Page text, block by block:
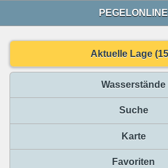
PEGELONLINE
Aktuelle Lage
Wasserstände
Suche
Karte
Favoriten